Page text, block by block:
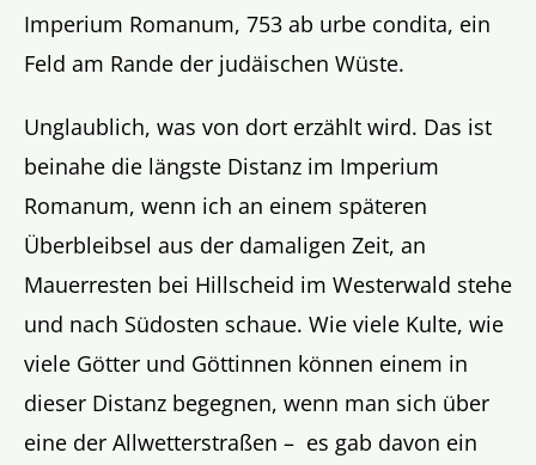
Imperium Romanum, 753 ab urbe condita, ein
Feld am Rande der judäischen Wüste.
Unglaublich, was von dort erzählt wird. Das ist
beinahe die längste Distanz im Imperium
Romanum, wenn ich an einem späteren
Überbleibsel aus der damaligen Zeit, an
Mauerresten bei Hillscheid im Westerwald stehe
und nach Südosten schaue. Wie viele Kulte, wie
viele Götter und Göttinnen können einem in
dieser Distanz begegnen, wenn man sich über
eine der Allwetterstraßen – es gab davon ein